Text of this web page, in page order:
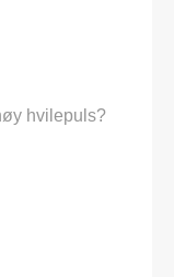
hvilepuls?